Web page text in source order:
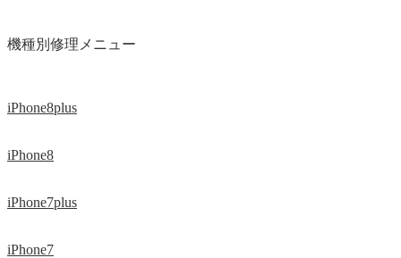
機種別修理メニュー
iPhone8plus
iPhone8
iPhone7plus
iPhone7